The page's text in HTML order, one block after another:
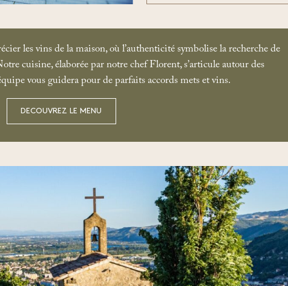
les vins de la maison, où l’authenticité symbolise la recherche de
cuisine, élaborée par notre chef Florent, s’articule autour des
vous guidera pour de parfaits accords mets et vins.
DECOUVREZ LE MENU